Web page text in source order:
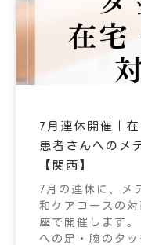
7月連休開催｜
患者さんへのメ
【関西】
7月の連休に、メ
和ケアコースの
座で開催します
への足・腕のタ